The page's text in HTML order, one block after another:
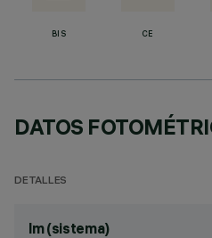
BIS CE
DATOS
DETALLES
lm (sistema)